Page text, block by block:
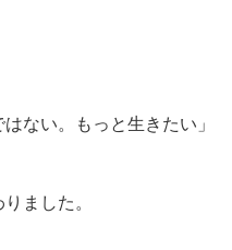
ない。もっと生きたい」
ました。